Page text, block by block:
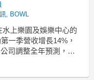
, BOWL
水上樂園及娛樂中心的
一季營收增長14%，
司調整全年預測，前
Corp.